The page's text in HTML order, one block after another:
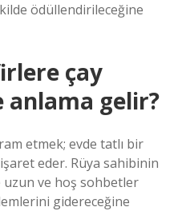
ödüllendirileceğine
çay
gelir?
etmek; evde tatlı bir
eder. Rüya sahibinin
ve hoş sohbetler
gidereceğine